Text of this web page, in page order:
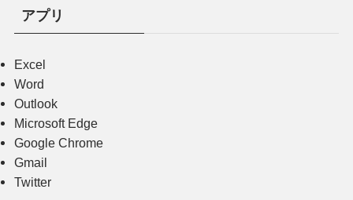
アプリ
Excel
Word
Outlook
Microsoft Edge
Google Chrome
Gmail
Twitter